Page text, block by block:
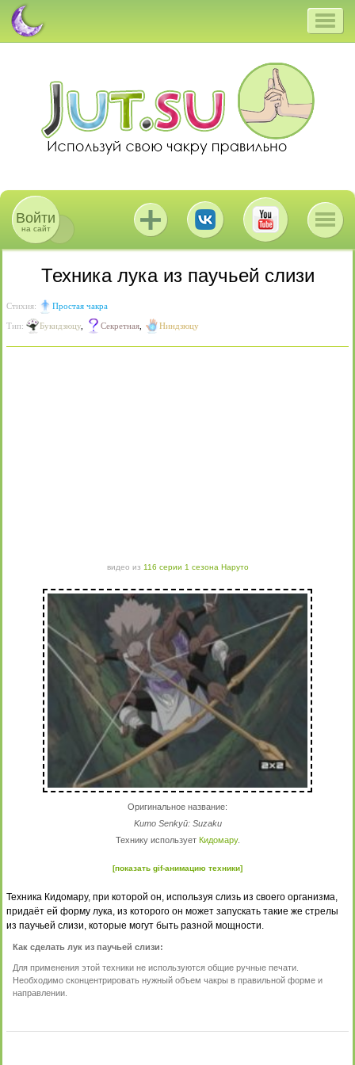
Войти
на сайт
Техника лука из паучьей слизи
Стихия: Простая чакра
Тип: Букидзюцу Секретная Ниндзюцу
видео из 116 серии 1 сезона Наруто
Оригинальное название:
Kumo Senkyū: Suzaku
Технику использует Кидомару.
[показать gif-анимацию техники]
Техника Кидомару, при которой он, используя слизь из своего организма,
придаёт ей форму лука, из которого он может запускать такие же стрелы
из паучьей слизи, которые могут быть разной мощности.
Как сделать лук из паучьей слизи:
Для применения этой техники не используются общие ручные печати.
Необходимо сконцентрировать нужный объем чакры в правильной форме и
направлении.